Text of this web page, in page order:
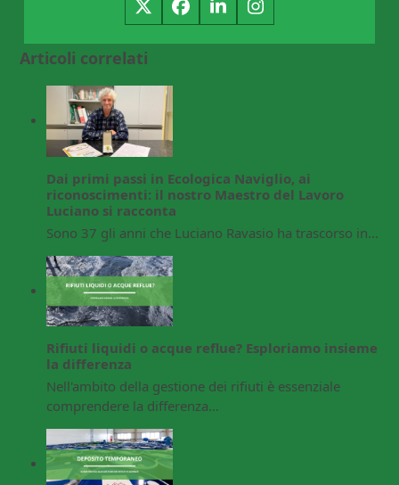
TwitterFacebook
LinkedInInstagram
Articoli correlati
Dai primi passi in Ecologica Naviglio, ai
riconoscimenti: il nostro Maestro del Lavoro
Luciano si racconta
Sono 37 gli anni che Luciano Ravasio ha trascorso in…
Rifiuti liquidi o acque reflue? Esploriamo insieme
la differenza
Nell'ambito della gestione dei rifiuti è essenziale
comprendere la differenza…